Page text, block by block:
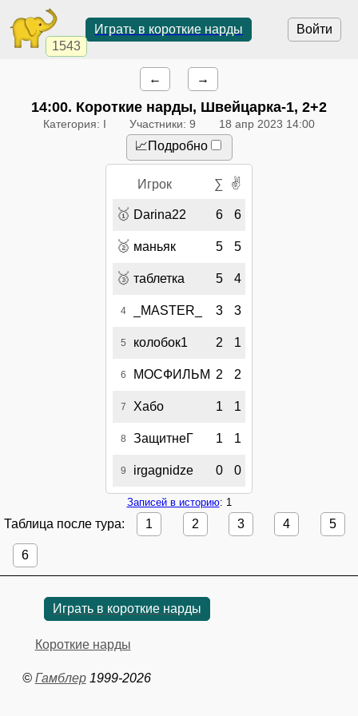
1543
Войти
Играть в короткие нарды
← →
14:00. Короткие нарды, Швейцарка-1, 2+2
Категория: I Участники: 9 18 апр 2023 14:00
📈Подробно
Игрок ∑ ✌
🥇 Darina22 6 6
🥈 маньяк 5 5
🥉 таблетка 5 4
4 _MASTER_ 3 3
5 колобок1 2 1
6 МОСФИЛЬМ 2 2
7 Хабо 1 1
8 ЗащитнеГ 1 1
9 irgagnidze 0 0
Записей в историю: 1
Таблица после тура: 1 2 3 4 5
6
Играть в короткие нарды
Короткие нарды
© Гамблер1999-2026